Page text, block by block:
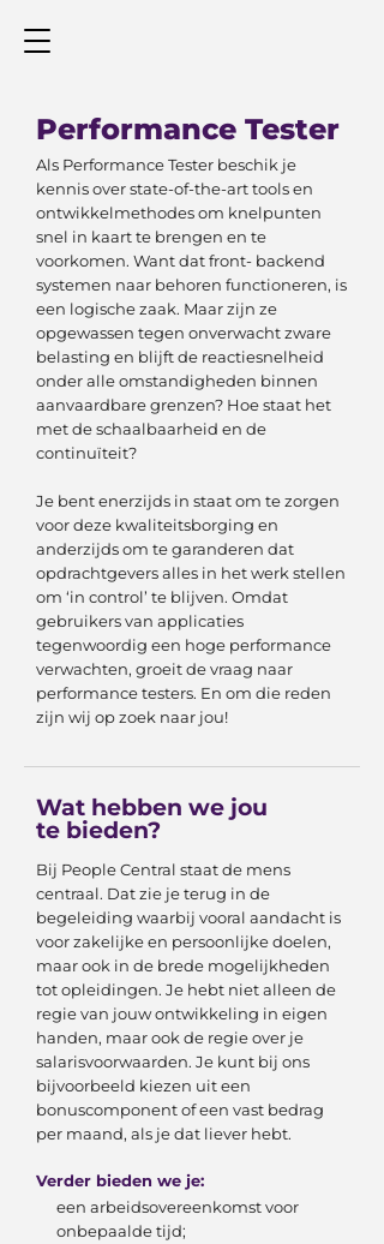
Performance Tester
Als Performance Tester beschik je
kennis over state-of-the-art tools en
ontwikkelmethodes om knelpunten
snel in kaart te brengen en te
voorkomen. Want dat front- backend
systemen naar behoren functioneren, is
een logische zaak. Maar zijn ze
opgewassen tegen onverwacht zware
belasting en blijft de reactiesnelheid
onder alle omstandigheden binnen
aanvaardbare grenzen? Hoe staat het
met de schaalbaarheid en de
continuïteit?
Je bent enerzijds in staat om te zorgen
voor deze kwaliteitsborging en
anderzijds om te garanderen dat
opdrachtgevers alles in het werk stellen
om ‘in control’ te blijven. Omdat
gebruikers van applicaties
tegenwoordig een hoge performance
verwachten, groeit de vraag naar
performance testers. En om die reden
zijn wij op zoek naar jou!
Wat hebben we jou
te bieden?
Bij People Central staat de mens
centraal. Dat zie je terug in de
begeleiding waarbij vooral aandacht is
voor zakelijke en persoonlijke doelen,
maar ook in de brede mogelijkheden
tot opleidingen. Je hebt niet alleen de
regie van jouw ontwikkeling in eigen
handen, maar ook de regie over je
salarisvoorwaarden. Je kunt bij ons
bijvoorbeeld kiezen uit een
bonuscomponent of een vast bedrag
per maand, als je dat liever hebt.
Verder bieden we je:
een arbeidsovereenkomst voor
onbepaalde tijd;